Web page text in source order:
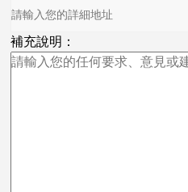
補充說明：